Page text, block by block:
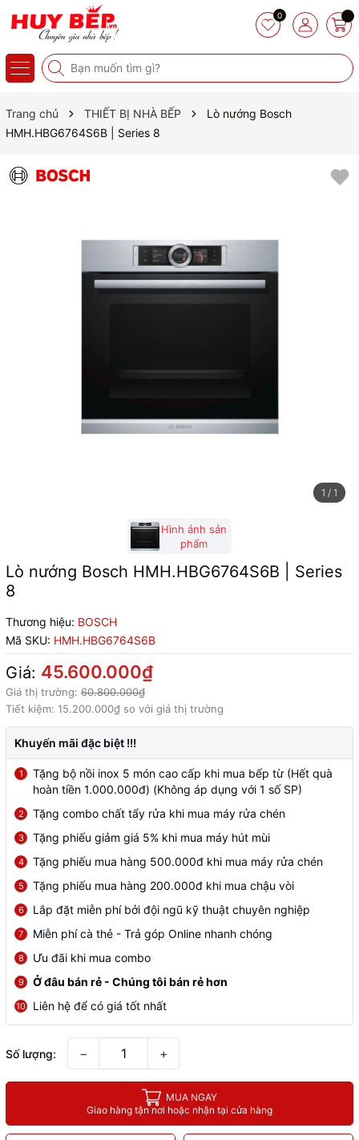
0
Trang chủ THIẾT BỊ NHÀ BẾP
Lò nướng Bosch
HMH.HBG6764S6B | Series 8
1 / 1
Hình ảnh sản
phẩm
Lò nướng Bosch HMH.HBG6764S6B | Series
8
Thương hiệu: BOSCH
Mã SKU: HMH.HBG6764S6B
Giá: 45.600.000₫
Giá thị trường: 60.800.000₫
Tiết kiệm: 15.200.000₫ so với giá thị trường
Khuyến mãi đặc biệt !!!
1
Tặng bộ nồi inox 5 món cao cấp khi mua bếp từ (Hết quà
hoàn tiền 1.000.000đ) (Không áp dụng với 1 số SP)
2 Tặng combo chất tẩy rửa khi mua máy rửa chén
3 Tặng phiếu giảm giá 5% khi mua máy hút mùi
4 Tặng phiếu mua hàng 500.000đ khi mua máy rửa chén
5 Tặng phiếu mua hàng 200.000đ khi mua chậu vòi
6 Lắp đặt miễn phí bởi đội ngũ kỹ thuật chuyên nghiệp
7 Miễn phí cà thẻ - Trả góp Online nhanh chóng
8 Ưu đãi khi mua combo
9 Ở đâu bán rẻ - Chúng tôi bán rẻ hơn
10 Liên hệ để có giá tốt nhất
Số lượng: − +
MUA NGAY
Giao hàng tận nơi hoặc nhận tại cửa hàng